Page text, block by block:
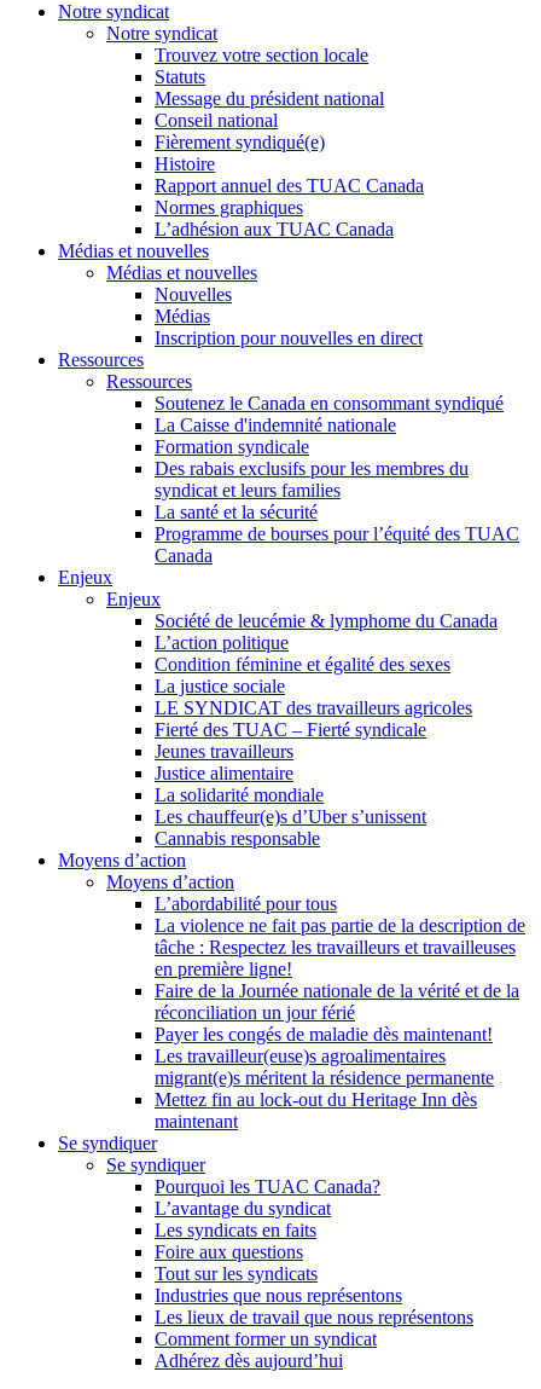
Notre syndicat
Notre syndicat
Trouvez votre section locale
Statuts
Message du président national
Conseil national
Fièrement syndiqué(e)
Histoire
Rapport annuel des TUAC Canada
Normes graphiques
L’adhésion aux TUAC Canada
Médias et nouvelles
Médias et nouvelles
Nouvelles
Médias
Inscription pour nouvelles en direct
Ressources
Ressources
Soutenez le Canada en consommant syndiqué
La Caisse d'indemnité nationale
Formation syndicale
Des rabais exclusifs pour les membres du
syndicat et leurs families
La santé et la sécurité
Programme de bourses pour l’équité des TUAC
Canada
Enjeux
Enjeux
Société de leucémie & lymphome du Canada
L’action politique
Condition féminine et égalité des sexes
La justice sociale
LE SYNDICAT des travailleurs agricoles
Fierté des TUAC – Fierté syndicale
Jeunes travailleurs
Justice alimentaire
La solidarité mondiale
Les chauffeur(e)s d’Uber s’unissent
Cannabis responsable
Moyens d’action
Moyens d’action
L’abordabilité pour tous
La violence ne fait pas partie de la description de
tâche : Respectez les travailleurs et travailleuses
en première ligne!
Faire de la Journée nationale de la vérité et de la
réconciliation un jour férié
Payer les congés de maladie dès maintenant!
Les travailleur(euse)s agroalimentaires
migrant(e)s méritent la résidence permanente
Mettez fin au lock-out du Heritage Inn dès
maintenant
Se syndiquer
Se syndiquer
Pourquoi les TUAC Canada?
L’avantage du syndicat
Les syndicats en faits
Foire aux questions
Tout sur les syndicats
Industries que nous représentons
Les lieux de travail que nous représentons
Comment former un syndicat
Adhérez dès aujourd’hui